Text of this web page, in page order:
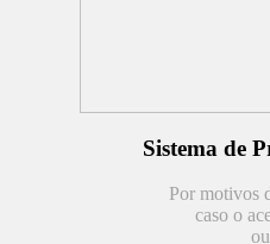
Sistema de
Por motivos
caso o